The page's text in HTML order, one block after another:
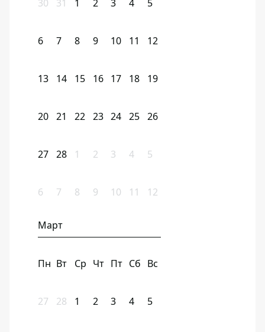
30 31 1 2 3 4 5
6 7 8 9 10 11 12
13 14 15 16 17 18 19
20 21 22 23 24 25 26
27 28 1 2 3 4 5
6 7 8 9 10 11 12
Март
Пн Вт Ср Чт Пт Сб Вс
27 28 1 2 3 4 5